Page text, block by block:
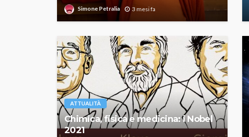
Simone Petralia 3 mesi fa
ATTUALITÀ
Chimica, fisica e medicina: i Nobel
2021